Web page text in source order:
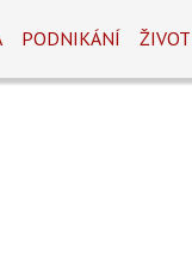
PODNIKÁNÍ